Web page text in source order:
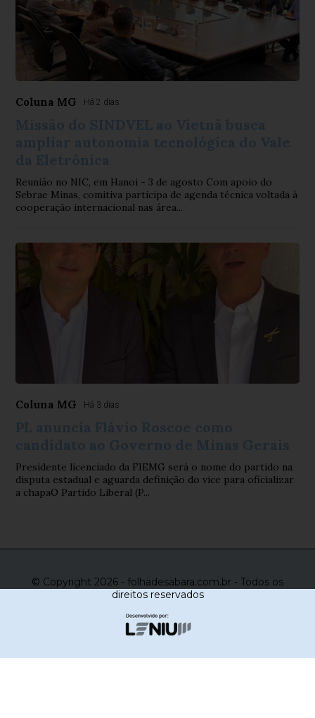
Coluna MG Há 2 dias
Reunião no NIC, em Hanoi - 3 de agosto Com apoio do
Sebrae Minas, comitiva participa de agenda técnica voltada à
cooperação internacional nas área...
Coluna MG Há 3 dias
Presidente licenciado da FIEMG será o nome do partido na
disputa estadual e aguarda definição do vice para oficializar
a chapaO Partido Liberal (P...
© Copyright 2026 - folhadesabara.com.br - Todos os
direitos reservados